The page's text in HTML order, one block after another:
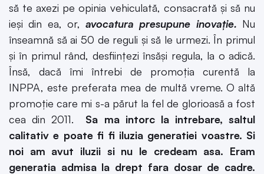
să te axezi pe opinia vehiculată, consacrată și să nu
ieși din ea, or,avocatura presupune inovație. Nu
înseamnă să ai 50 de reguli și să le urmezi. În primul
și în primul rând, desființezi însăși regula, la o adică.
Însă, dacă îmi întrebi de promoția curentă la
INPPA, este preferata mea de multă vreme. O altă
promoție care mi s-a părut la fel de glorioasă a fost
cea din 2011. Sa ma intorc la intrebare, saltul
calitativ e poate fi fi iluzia generatiei voastre. Si
noi am avut iluzii si nu le credeam asa. Eram
generatia admisa la drept fara dosar de cadre.